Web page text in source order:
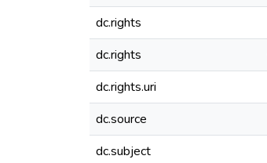
dc.rights
dc.rights
dc.rights.uri
dc.source
dc.subject